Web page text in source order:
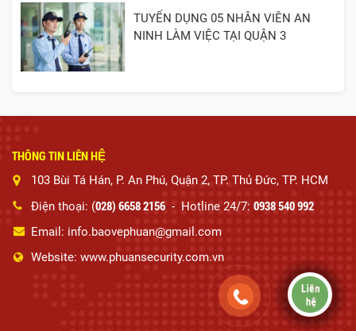
TUYỂN DỤNG 05 NHÂN VIÊN AN
NINH LÀM VIỆC TẠI QUẬN 3
THÔNG TIN LIÊN HỆ
103 Bùi Tá Hán, P. An Phú, Quận 2, TP. Thủ Đức, TP. HCM
Điện thoại: (028) 6658 2156 - Hotline 24/7: 0938 540 992
Email: info.baovephuan@gmail.com
Website: www.phuansecurity.com.vn